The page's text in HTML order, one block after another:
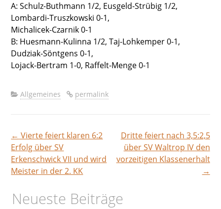
A: Schulz-Buthmann 1/2, Eusgeld-Strübig 1/2,
Lombardi-Truszkowski 0-1,
Michalicek-Czarnik 0-1
B: Huesmann-Kulinna 1/2, Taj-Lohkemper 0-1,
Dudziak-Söntgens 0-1,
Lojack-Bertram 1-0, Raffelt-Menge 0-1
Allgemeines permalink
Beitragsnavigation
← Vierte feiert klaren 6:2
Erfolg über SV
Erkenschwick VII und wird
Meister in der 2. KK
Dritte feiert nach 3,5:2,5
über SV Waltrop IV den
vorzeitigen Klassenerhalt
→
Neueste Beiträge